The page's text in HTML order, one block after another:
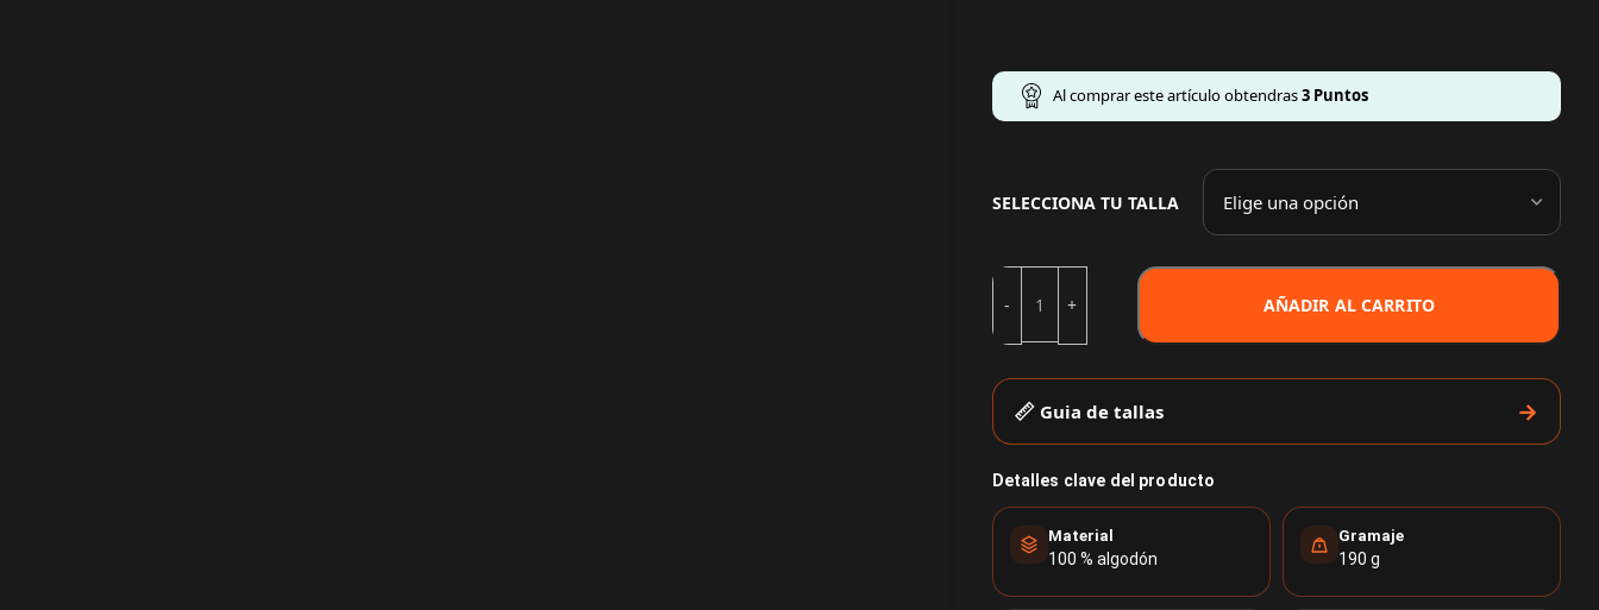
Al comprar este artículo obtendras3Puntos
SELECCIONA TU TALLA
AÑADIR AL CARRITO
Guia de tallas
Detalles clave del producto
Material
100 % algodón
Gramaje
190 g